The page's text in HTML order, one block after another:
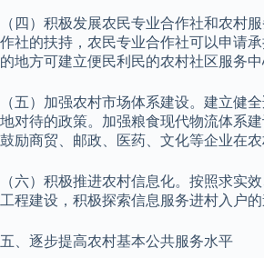
（四）积极发展农民专业合作社和农村
作社的扶持，农民专业合作社可以申请
的地方可建立便民利民的农村社区服务中
（五）加强农村市场体系建设。建立健
地对待的政策。加强粮食现代物流体系
鼓励商贸、邮政、医药、文化等企业在
（六）积极推进农村信息化。按照求实
工程建设，积极探索信息服务进村入户
五、逐步提高农村基本公共服务水平